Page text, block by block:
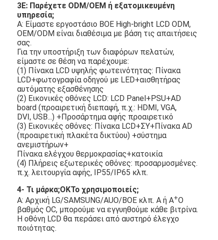
3Ε: Παρέχετε ODM/OEM ή εξατομικευμένη
υπηρεσία;
Α: Είμαστε εργοστάσιο BOE High-bright LCD ODM,
OEM/ODM είναι διαθέσιμα με βάση τις απαιτήσεις
σας.
Για την υποστήριξη των διαφόρων πελατών,
είμαστε σε θέση να παρέχουμε:
(1) Πίνακα LCD υψηλής φωτεινότητας: Πίνακα
LCD+φωτογραφία οδηγού με LED+αισθητήρας
αυτόματης εξασθένησης
(2) Εικονικές οθόνες LCD: LCD Panel+PSU+AD
board (προαιρετική διεπαφή, π.χ.: HDMI, VGA,
DVI, USB...) +Προσάρτημα αφής προαιρετικό
(3) Εικονικές οθόνες: Πίνακα LCD+ΣΥ+Πίνακα AD
(προαιρετική πλακέτα δικτύου) +σύστημα
ανεμιστήρων+
Πίνακα ελέγχου θερμοκρασίας+κατοικία
(4) Πλήρεις εξωτερικές οθόνες: προσαρμοσμένες.
π.χ. λειτουργία αφής, IP55/IP65 κλπ.
4- Τι μάρκα;ΟΚΤο χρησιμοποιείς;
Α: Αρχική LG/SAMSUNG/AUO/BOE κλπ. Α ή Α+Ο
βαθμός OC, μπορούμε να εγγυηθούμε κάθε βιτρίνα.
Η οθόνη LCD θα περάσει από αυστηρό έλεγχο
ποιότητας.